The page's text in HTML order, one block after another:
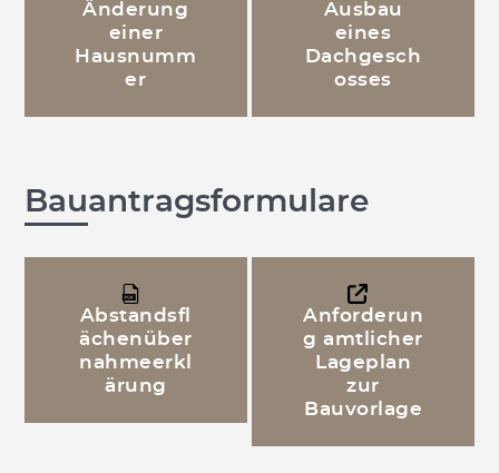
Änderung
einer
Hausnumm
er
Ausbau
eines
Dachgesch
osses
Bauantragsformulare
Abstandsfl
ächenüber
nahmeerkl
ärung
Anforderun
g amtlicher
Lageplan
zur
Bauvorlage